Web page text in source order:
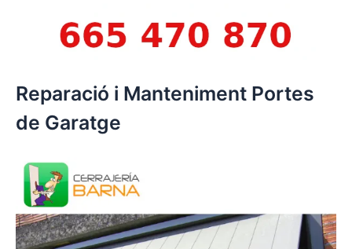
Reparació i Manteniment Portes
de Garatge